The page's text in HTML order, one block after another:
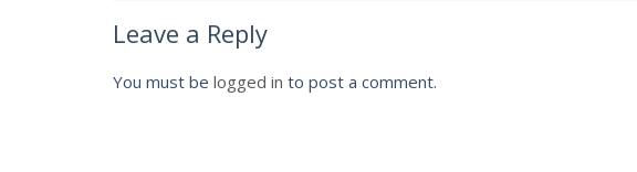
Leave a Reply
You must be logged in to post a comment.